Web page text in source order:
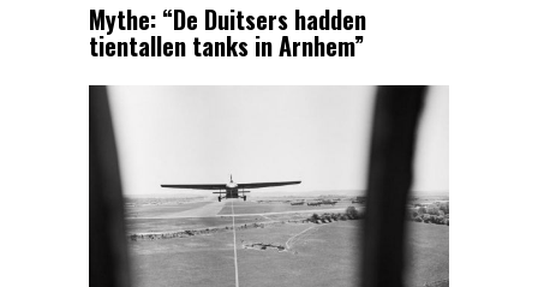
Mythe: “De Duitsers hadden
tientallen tanks in Arnhem”